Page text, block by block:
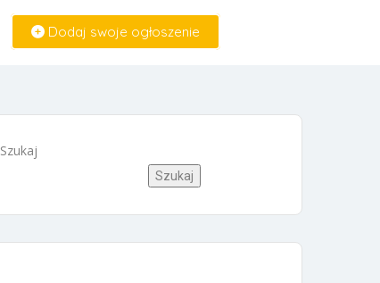
Dodaj swoje ogłoszenie
Szukaj
Szukaj